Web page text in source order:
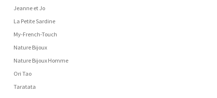
Jeanne et Jo
La Petite Sardine
My-French-Touch
Nature Bijoux
Nature Bijoux Homme
Ori Tao
Taratata